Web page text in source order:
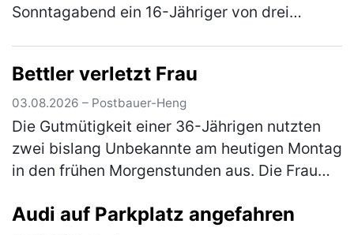
Sonntagabend ein 16-Jähriger von drei
Männ…(mehr)
Bettler verletzt Frau
03.08.2026 – Postbauer-Heng
Die Gutmütigkeit einer 36-Jährigen nutzten
zwei bislang Unbekannte am heutigen Montag
in den frühen Morgenstunden aus. Die Frau
unterwegs, als sie einen Man…(mehr)
Audi auf Parkplatz angefahren